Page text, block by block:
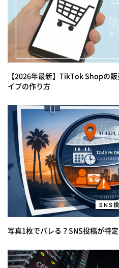
【2026年最新】TikTok Shopの
イブの作り方
写真1枚でバレる？SNS投稿が特